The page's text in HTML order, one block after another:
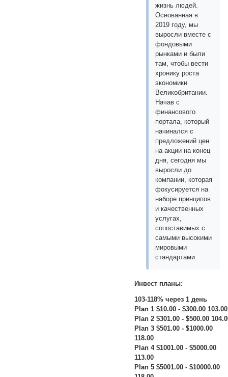
жизнь людей.
Основанная в
2019 году, мы
выросли вместе с
фондовыми
рынками и были
там, чтобы вести
хронику роста
экономики
Великобритании.
Начав с
финансового
портала, который
начинался с
предложений цен
на акции на конец
дня, сегодня мы
выросли до
компании, которая
фокусируется на
наборе принципов
и качественных
услугах,
сопоставимых с
самыми высокими
мировыми
стандартами.
Инвест планы:
103-118% через 1 день
Plan 1 $10.00 - $300.00 103.00
Plan 2 $301.00 - $500.00
Plan 3 $501.00 - $1000.00
118.00
Plan 4 $1001.00 - $5000.00
113.00
Plan 5 $5001.00 - $10000.00